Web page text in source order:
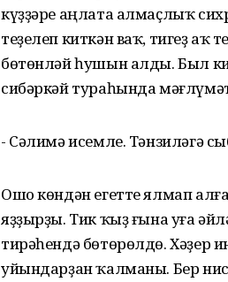
күҙҙәре аңлата алмаҫлыҡ
теҙелеп киткән ваҡ, тигеҙ
бөтөнләй һушын алды. Был
сибәркәй тураһында
- Сәлимә исемле. Тәнзиләгә
Ошо көндән егетте ялмап
яҙҙырҙы. Тик ҡыҙ ғына уға
тирәһендә бөтөрөлдө. Хәҙер
уйындарҙан ҡалманы. Бер